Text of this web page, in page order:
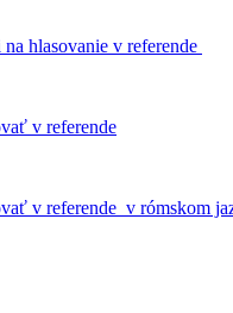
hlasovanie v referende
v referende
v referende v rómskom